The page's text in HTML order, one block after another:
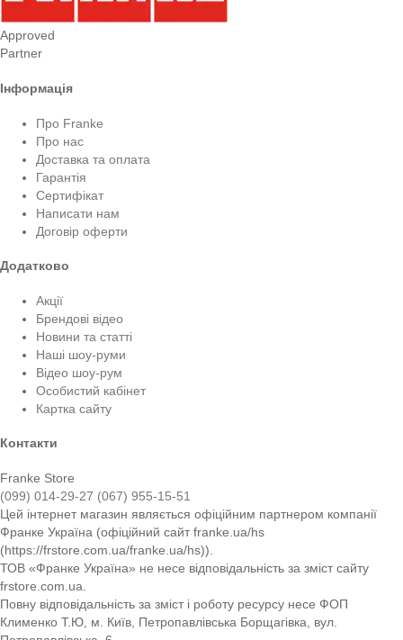
Approved
Partner
Інформація
Про Franke
Про нас
Доставка та оплата
Гарантія
Сертифікат
Написати нам
Договір оферти
Додатково
Акції
Брендові відео
Новини та статті
Наші шоу-руми
Відео шоу-рум
Особистий кабінет
Картка сайту
Контакти
Franke Store
(099) 014-29-27 (067) 955-15-51
Цей інтернет магазин являється офіційним партнером компанії
Франке Україна (офіційний сайт franke.ua/hs
(https://frstore.com.ua/franke.ua/hs)).
ТОВ «Франке Україна» не несе відповідальність за зміст сайту
frstore.com.ua.
Повну відповідальність за зміст і роботу ресурсу несе ФОП
Клименко Т.Ю, м. Київ, Петропавлівська Борщагівка, вул.